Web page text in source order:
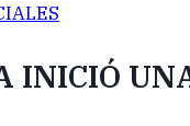
INICIÓ